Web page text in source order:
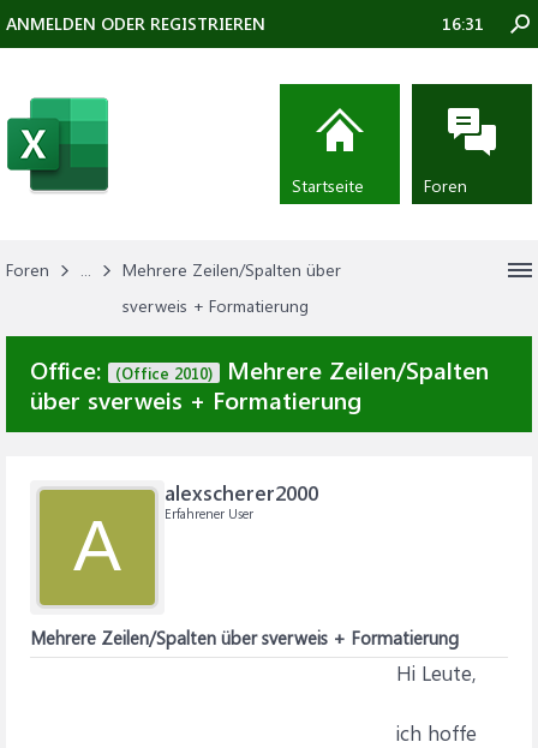
Foren ...
Mehrere Zeilen/Spalten über
sverweis + Formatierung
Office: (Office 2010)
Mehrere Zeilen/Spalten
über sverweis + Formatierung
A
alexscherer2000
Erfahrener User
Mehrere Zeilen/Spalten über sverweis + Formatierung
Hi Leute,
ich hoffe
ANMELDEN ODER REGISTRIEREN 16:31
Startseite Foren